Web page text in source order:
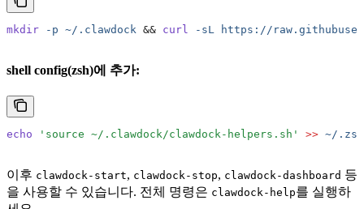
mkdir -p ~/.clawdock && curl -sL https://
shell config(zsh)에 추가:
echo 'source ~/.clawdock/clawdock-helpers.sh' >> ~/
이후 clawdock-start, clawdock-stop, clawdock-dashboard 등
을 사용할 수 있습니다. 전체 명령은 clawdock-help를 실행하